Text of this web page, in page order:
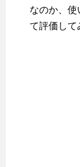
なのか、使
て評価して